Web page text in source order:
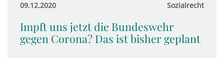
09.12.2020 Sozialrecht
Impft uns jetzt die Bundeswehr
gegen Corona? Das ist bisher geplant